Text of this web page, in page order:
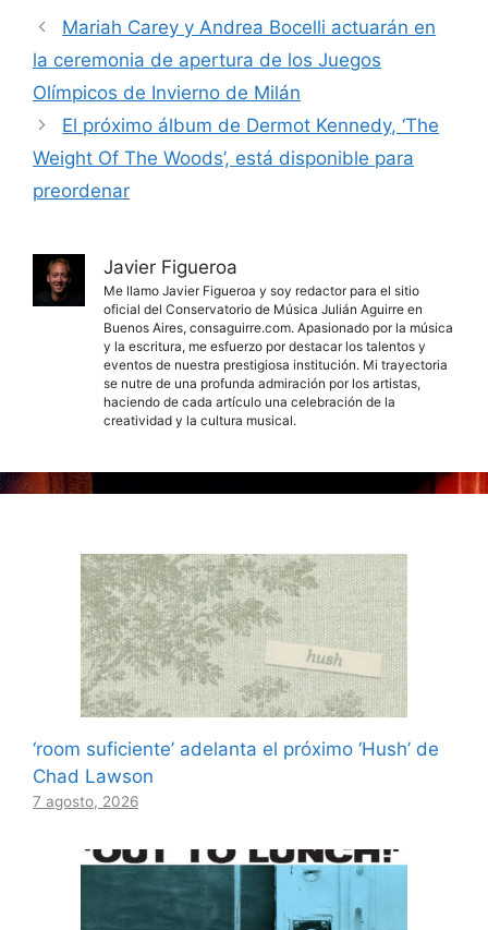
Mariah Carey y Andrea Bocelli actuarán en
la ceremonia de apertura de los Juegos
Olímpicos de Invierno de Milán
El próximo álbum de Dermot Kennedy, ‘The
Weight Of The Woods’, está disponible para
preordenar
Javier Figueroa
Me llamo Javier Figueroa y soy redactor para el sitio
oficial del Conservatorio de Música Julián Aguirre en
Buenos Aires, consaguirre.com. Apasionado por la música
y la escritura, me esfuerzo por destacar los talentos y
eventos de nuestra prestigiosa institución. Mi trayectoria
se nutre de una profunda admiración por los artistas,
haciendo de cada artículo una celebración de la
creatividad y la cultura musical.
‘room suficiente’ adelanta el próximo ‘Hush’ de
Chad Lawson
7 agosto, 2026